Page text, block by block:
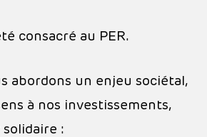
consacré au PER.
abordons un enjeu sociétal,
à nos investissements,
: